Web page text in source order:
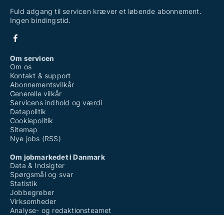
Fuld adgang til servicen kræver et løbende abonnement.
Ingen bindingstid.
Om servicen
Om os
Kontakt & support
Abonnementsvilkår
Generelle vilkår
Servicens indhold og værdi
Datapolitik
Cookiepolitik
Sitemap
Nye jobs (RSS)
Om jobmarkedet i Danmark
Data & Indsigter
Spørgsmål og svar
Statistik
Jobbegreber
Virksomheder
Analyse- og redaktionsteamet